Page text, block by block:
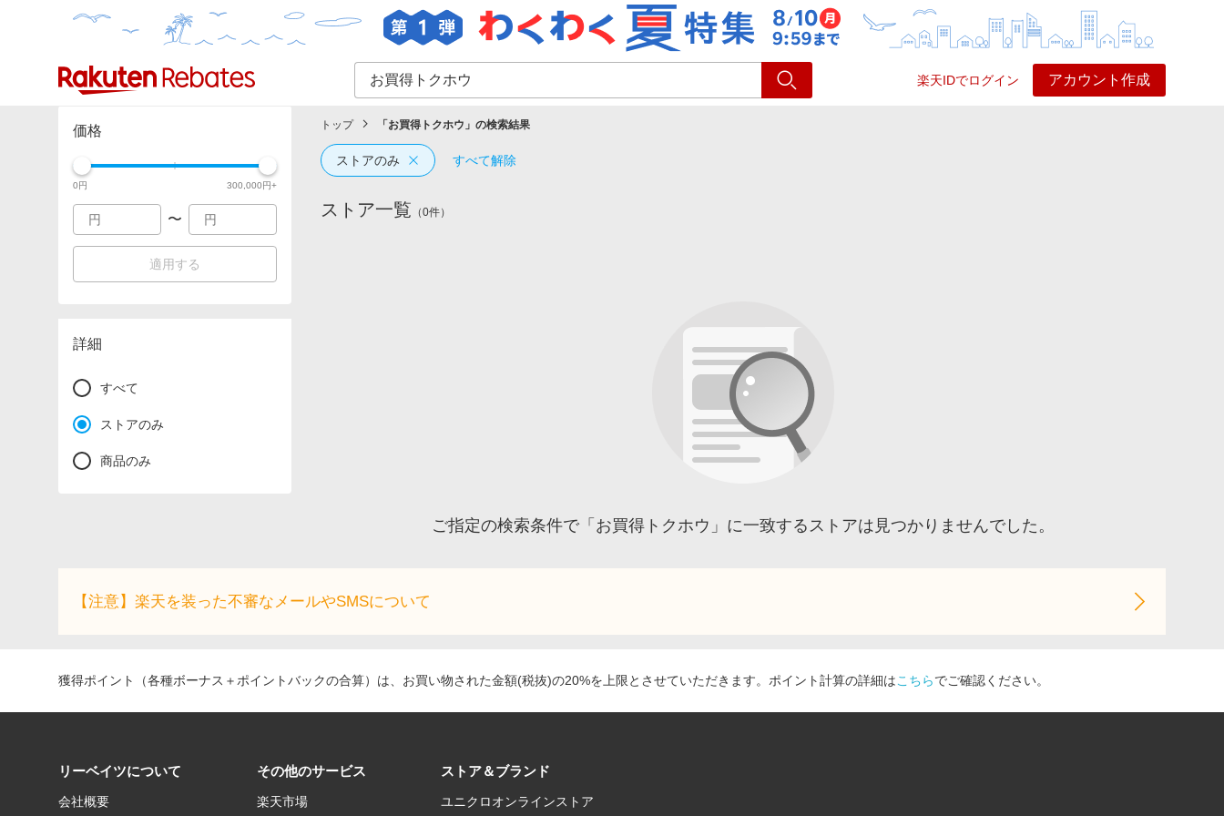
楽天IDでログイン アカウント作成
カテゴリー一覧 イベント一覧 ショッピング
価格
0円 300,000円+
〜
適用する
詳細
すべて
ストアのみ
商品のみ
トップ 「 お買得トクホウ 」の検索結果
ストアのみ すべて解除
ストア一覧 （0件）
ご指定の検索条件で「お買得トクホウ」に一致するストアは見つかりませんでした。
【注意】楽天を装った不審なメールやSMSについて
獲得ポイント（各種ボーナス＋ポイントバックの合算）は、お買い物された金額(税抜)の20%を上限とさせていただきます。ポイント計算の詳細はこちらでご確認ください。
リーベイツについて
会社概要
その他のサービス
楽天市場
ストア＆ブランド
ユニクロオンラインストア